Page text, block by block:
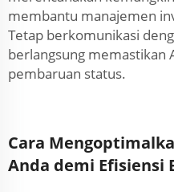
membantu manajemen
Tetap berkomunikasi
berlangsung memastikan
pembaruan status.
Cara
Anda demi Efisiensi